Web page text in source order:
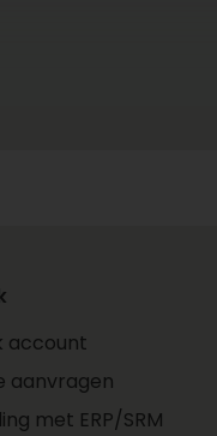
account
aanvragen
met ERP/SRM